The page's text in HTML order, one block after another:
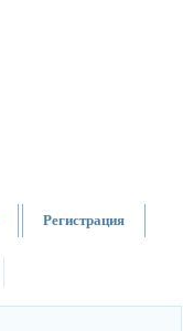
Регистрация